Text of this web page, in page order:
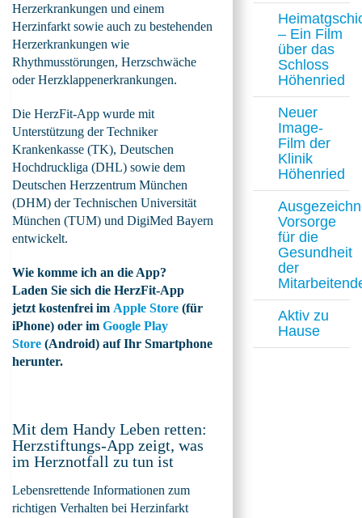
Herzerkrankungen und einem
Herzinfarkt sowie auch zu bestehenden
Herzerkrankungen wie
Rhythmusstörungen, Herzschwäche
oder Herzklappenerkrankungen.
Die HerzFit-App wurde mit
Unterstützung der Techniker
Krankenkasse (TK), Deutschen
Hochdruckliga (DHL) sowie dem
Deutschen Herzzentrum München
(DHM) der Technischen Universität
München (TUM) und DigiMed Bayern
entwickelt.
Wie komme ich an die App?
Laden Sie sich die HerzFit-App
jetzt kostenfrei im Apple Store(für
iPhone) oder im Google Play
Store(Android) auf Ihr Smartphone
herunter.
Mit dem Handy Leben retten:
Herzstiftungs-App zeigt, was
im Herznotfall zu tun ist
Lebensrettende Informationen zum
richtigen Verhalten bei Herzinfarkt
– Ein Film
über das
Schloss
Höhenried
Neuer
Image-
Film der
Klinik
Höhenried
Vorsorge
für die
Gesundheit
der
Aktiv zu
Hause